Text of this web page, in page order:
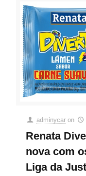
adminycar on
Renata
nova com
Liga da